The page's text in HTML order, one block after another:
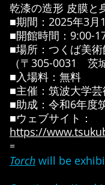
乾漆の造形 皮膜と
■期間：2025年3月
■開館時間：9:00-
■場所：つくば美
（〒305-0031 茨
■入場料：無料
■主催：筑波大学
■助成：令和6年度
■ウェブサイト：
https://
=
Torch will be